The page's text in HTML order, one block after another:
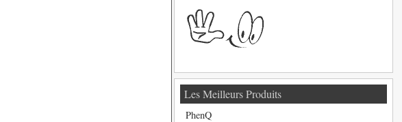
Les Meilleurs Produits
PhenQ